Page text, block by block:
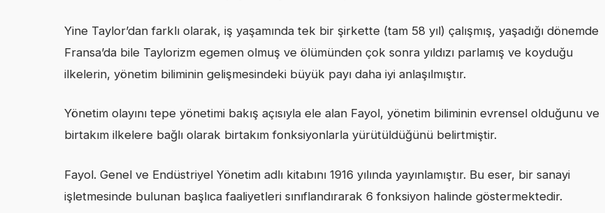
Yine Taylor’dan farklı olarak, iş yaşamında tek bir şirkette (tam 58 yıl) çalışmış, yaşadığı dönemde
Fransa’da bile Taylorizm egemen olmuş ve ölümünden çok sonra yıldızı parlamış ve koyduğu
ilkelerin, yönetim biliminin gelişmesindeki büyük payı daha iyi anlaşılmıştır.
Yönetim olayını tepe yönetimi bakış açısıyla ele alan Fayol, yönetim biliminin evrensel olduğunu ve
birtakım ilkelere bağlı olarak birtakım fonksiyonlarla yürütüldüğünü belirtmiştir.
Fayol. Genel ve Endüstriyel Yönetim adlı kitabını 1916 yılında yayınlamıştır. Bu eser, bir sanayi
işletmesinde bulunan başlıca faaliyetleri sınıflandırarak 6 fonksiyon halinde göstermektedir.